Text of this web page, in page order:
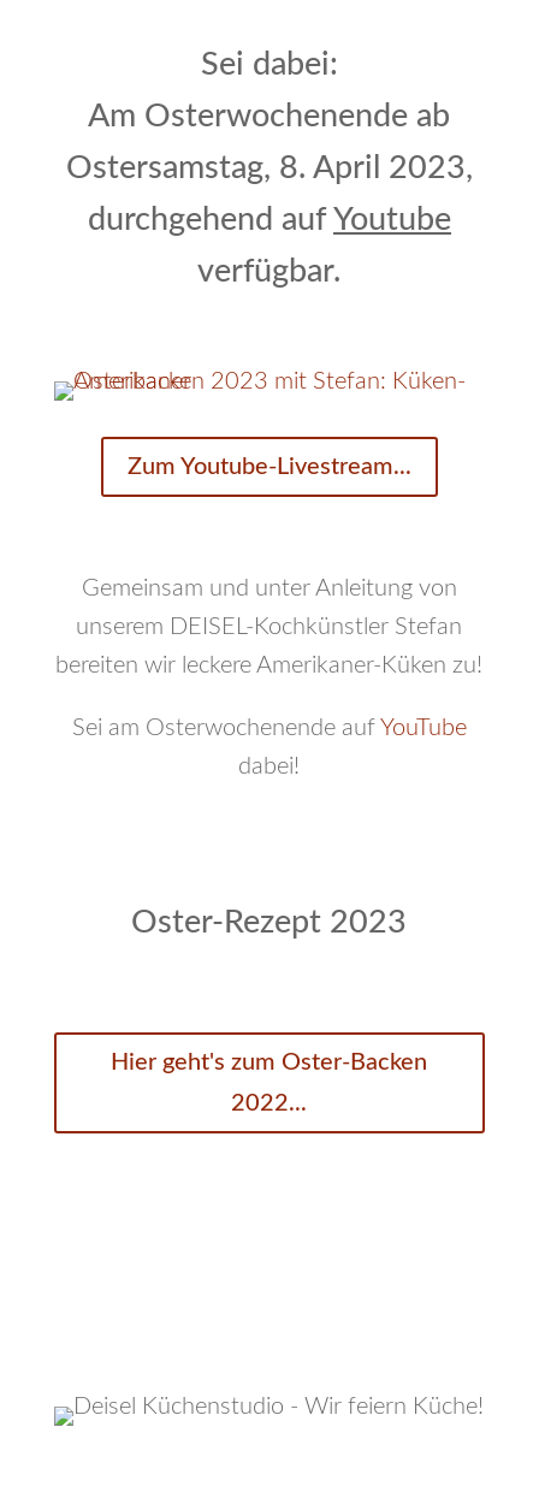
Sei dabei:
Am Osterwochenende ab
Ostersamstag, 8. April 2023,
durchgehend auf Youtube
verfügbar.
Zum Youtube-Livestream...
Gemeinsam und unter Anleitung von
unserem DEISEL-Kochkünstler Stefan
bereiten wir leckere Amerikaner-Küken zu!
Sei am Osterwochenende auf YouTube
dabei!
Oster-Rezept 2023
Hier geht's zum Oster-Backen
2022...